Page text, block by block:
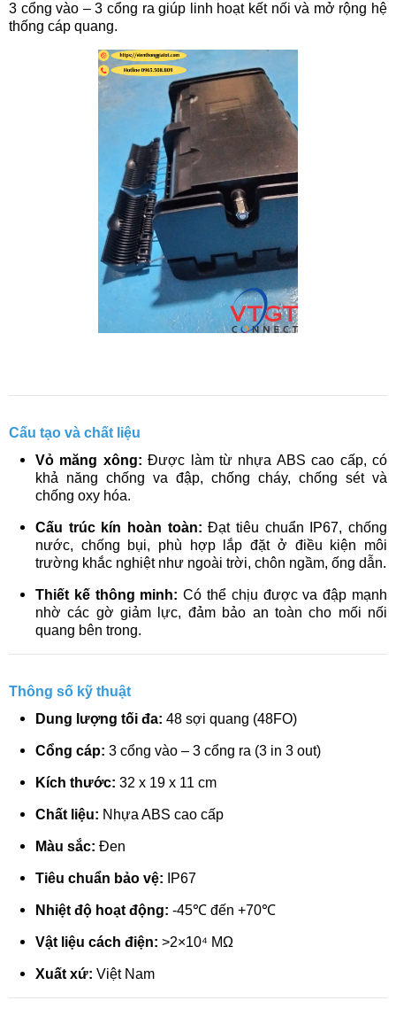
3 cổng vào – 3 cổng ra giúp linh hoạt kết nối và mở rộng hệ
thống cáp quang.
Cấu tạo và chất liệu
Vỏ măng xông: Được làm từ nhựa ABS cao cấp, có
khả năng chống va đập, chống cháy, chống sét và
chống oxy hóa.
Cấu trúc kín hoàn toàn: Đạt tiêu chuẩn IP67, chống
nước, chống bụi, phù hợp lắp đặt ở điều kiện môi
trường khắc nghiệt như ngoài trời, chôn ngầm, ống dẫn.
Thiết kế thông minh: Có thể chịu được va đập mạnh
nhờ các gờ giảm lực, đảm bảo an toàn cho mối nối
quang bên trong.
Thông số kỹ thuật
Dung lượng tối đa: 48 sợi quang (48FO)
Cổng cáp: 3 cổng vào – 3 cổng ra (3 in 3 out)
Kích thước: 32 x 19 x 11 cm
Chất liệu: Nhựa ABS cao cấp
Màu sắc: Đen
Tiêu chuẩn bảo vệ: IP67
Nhiệt độ hoạt động: -45℃ đến +70℃
Vật liệu cách điện: >2×10⁴ MΩ
Xuất xứ: Việt Nam